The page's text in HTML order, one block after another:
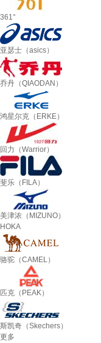
361°
亚瑟士（asics）
乔丹（QIAODAN）
鸿星尔克（ERKE）
回力（Warrior）
斐乐（FILA）
美津浓（MIZUNO）
HOKA
骆驼（CAMEL）
匹克（PEAK）
斯凯奇（Skechers）
更多